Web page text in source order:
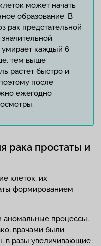
может начать
образование. В
рак предстательной
умирает каждый 6
тем выше
растет быстро и
после
ежегодно
рака простаты и
клеток, их
формированием
аномальные процессы,
врачами были
в разы увеличивающие